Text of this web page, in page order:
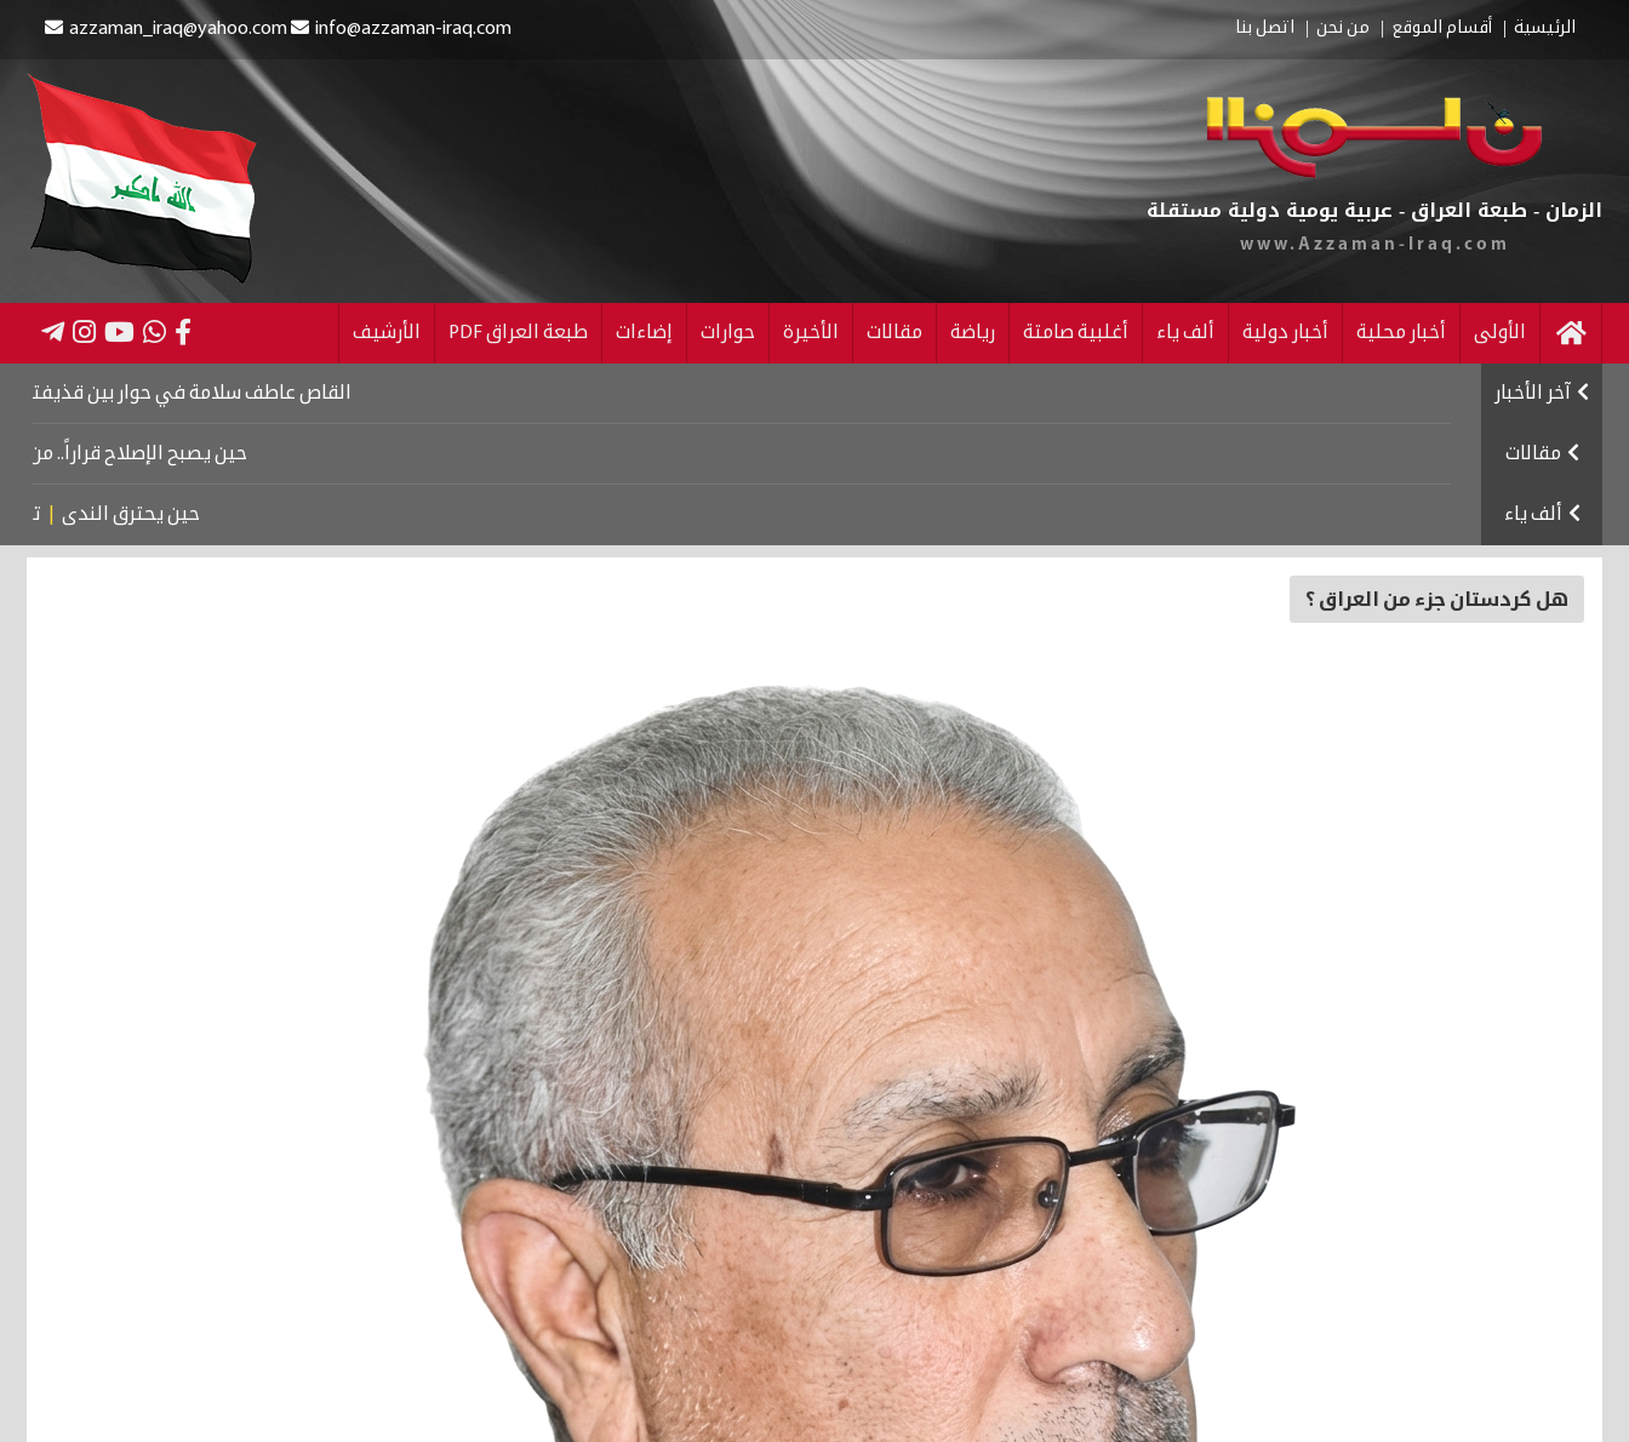
الرئيسية أقسام الموقع من نحن اتصل بنا azzaman_iraq@yahoo.com info@azzaman-iraq.com
الزمان - طبعة العراق - عربية يومية دولية مستقلة
www.Azzaman-Iraq.com
الأولى أخبار محلية أخبار دولية ألف ياء أغلبية صامتة رياضة مقالات الأخيرة حوارات إضاءات طبعة العراق PDF الأرشيف
آخر الأخبار القاص عاطف سلامة في حوار بين قذيفتين | كتاب
مقالات حين يصبح الإصلاح قراراً.. من كربلاء
ألف ياء حين يحترق الندى تشييع
هل كردستان جزء من العراق ؟